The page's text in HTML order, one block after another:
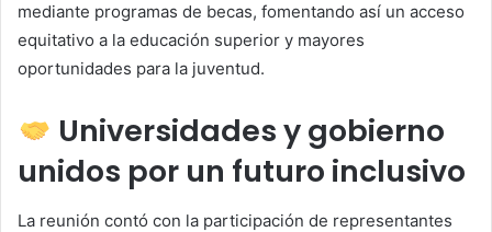
mediante programas de becas, fomentando así un acceso
equitativo a la educación superior y mayores
oportunidades para la juventud.
Universidades y gobierno
unidos por un futuro inclusivo
La reunión contó con la participación de representantes